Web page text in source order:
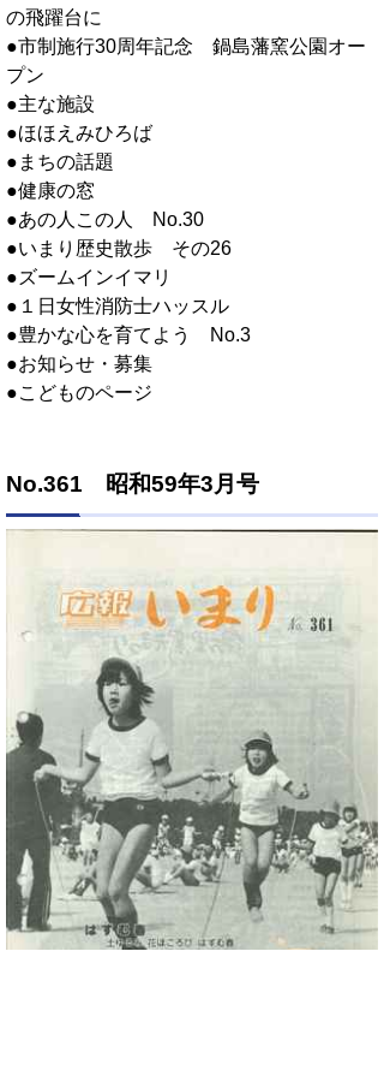
の飛躍台に
●市制施行30周年記念 鍋島藩窯公園オー
プン
●主な施設
●ほほえみひろば
●まちの話題
●健康の窓
●あの人この人 No.30
●いまり歴史散歩 その26
●ズームインイマリ
●１日女性消防士ハッスル
●豊かな心を育てよう No.3
●お知らせ・募集
●こどものページ
No.361 昭和59年3月号